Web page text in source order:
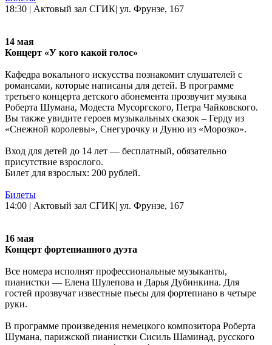
18:30 | Актовый зал СГИК| ул. Фрунзе, 167
14 мая
Концерт «У кого какой голос»
Кафедра вокального искусства познакомит слушателей с
романсами, которые написаны для детей. В программе
третьего концерта детского абонемента прозвучит музыка
Роберта Шумана, Модеста Мусоргского, Петра Чайковского.
Вы также увидите героев музыкальных сказок – Герду из
«Снежной королевы», Снегурочку и Дуню из «Морозко».
Вход для детей до 14 лет — бесплатный, обязательно
присутствие взрослого.
Билет для взрослых: 200 рублей.
Билеты
14:00 | Актовый зал СГИК| ул. Фрунзе, 167
16 мая
Концерт фортепианного дуэта
Все номера исполнят профессиональные музыканты,
пианистки — Елена Шулепова и Дарья Дубинкина. Для
гостей прозвучат известные пьесы для фортепиано в четыре
руки.
В программе произведения немецкого композитора Роберта
Шумана, парижской пианистки Сисиль Шаминад, русского